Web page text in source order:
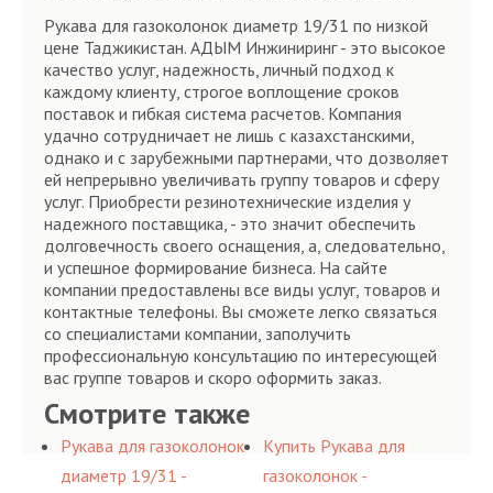
Рукава для газоколонок диаметр 19/31 по низкой
цене Таджикистан. АДЫМ Инжиниринг - это высокое
качество услуг, надежность, личный подход к
каждому клиенту, строгое воплощение сроков
поставок и гибкая система расчетов. Компания
удачно сотрудничает не лишь с казахстанскими,
однако и с зарубежными партнерами, что дозволяет
ей непрерывно увеличивать группу товаров и сферу
услуг. Приобрести резинотехнические изделия у
надежного поставщика, - это значит обеспечить
долговечность своего оснащения, а, следовательно,
и успешное формирование бизнеса. На сайте
компании предоставлены все виды услуг, товаров и
контактные телефоны. Вы сможете легко связаться
со специалистами компании, заполучить
профессиональную консультацию по интересующей
вас группе товаров и скоро оформить заказ.
Смотрите также
Рукава для газоколонок
диаметр 19/31 -
Купить Рукава для
газоколонок -